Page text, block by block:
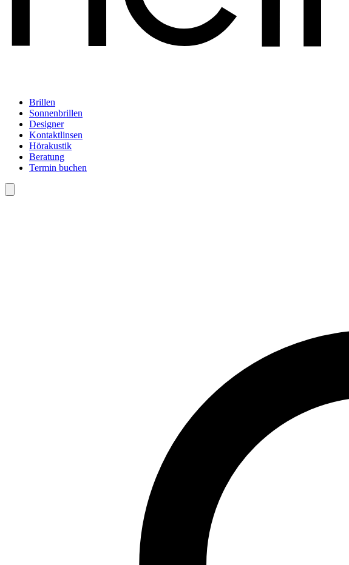
Brillen
Sonnenbrillen
Designer
Kontaktlinsen
Hörakustik
Beratung
Termin buchen